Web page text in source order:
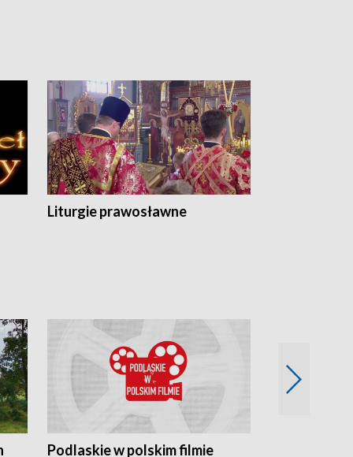
Liturgie prawosławne
Podlaskie w polskim filmie